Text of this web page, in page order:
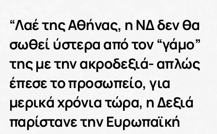
“Λαέ της Αθήνας, η ΝΔ δεν θα
σωθεί ύστερα από τον “γάμο”
της με την ακροδεξιά- απλώς
έπεσε το προσωπείο, για
μερικά χρόνια τώρα, η Δεξιά
παρίστανε την Ευρωπαϊκή